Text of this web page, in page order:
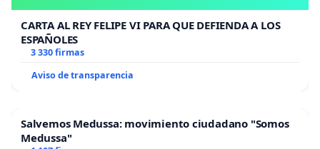
CARTA AL REY FELIPE VI PARA QUE DEFIENDA A LOS
ESPAÑOLES
3 330 firmas
Aviso de transparencia
Salvemos Medussa: movimiento ciudadano "Somos
Medussa"